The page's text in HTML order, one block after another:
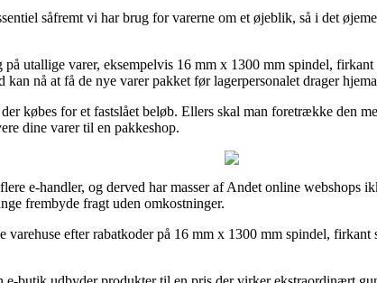
såfremt vi har brug for varerne om et øjeblik, så i det
utallige varer, eksempelvis 16 mm x 1300 mm spindel,
nå at få de nye varer pakket før lagerpersonalet drager
købes for et fastslået beløb. Ellers skal man foretrække den
dine varer til en pakkeshop.
e-handler, og derved har masser af Andet online webshops
frembyde fragt uden omkostninger.
efter rabatkoder på 16 mm x 1300 mm spindel,